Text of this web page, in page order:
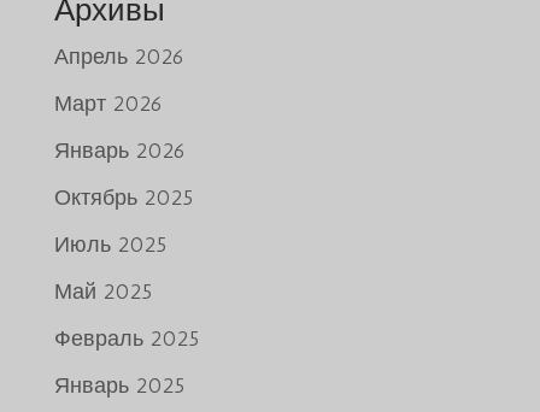
Архивы
Апрель 2026
Март 2026
Январь 2026
Октябрь 2025
Июль 2025
Май 2025
Февраль 2025
Январь 2025